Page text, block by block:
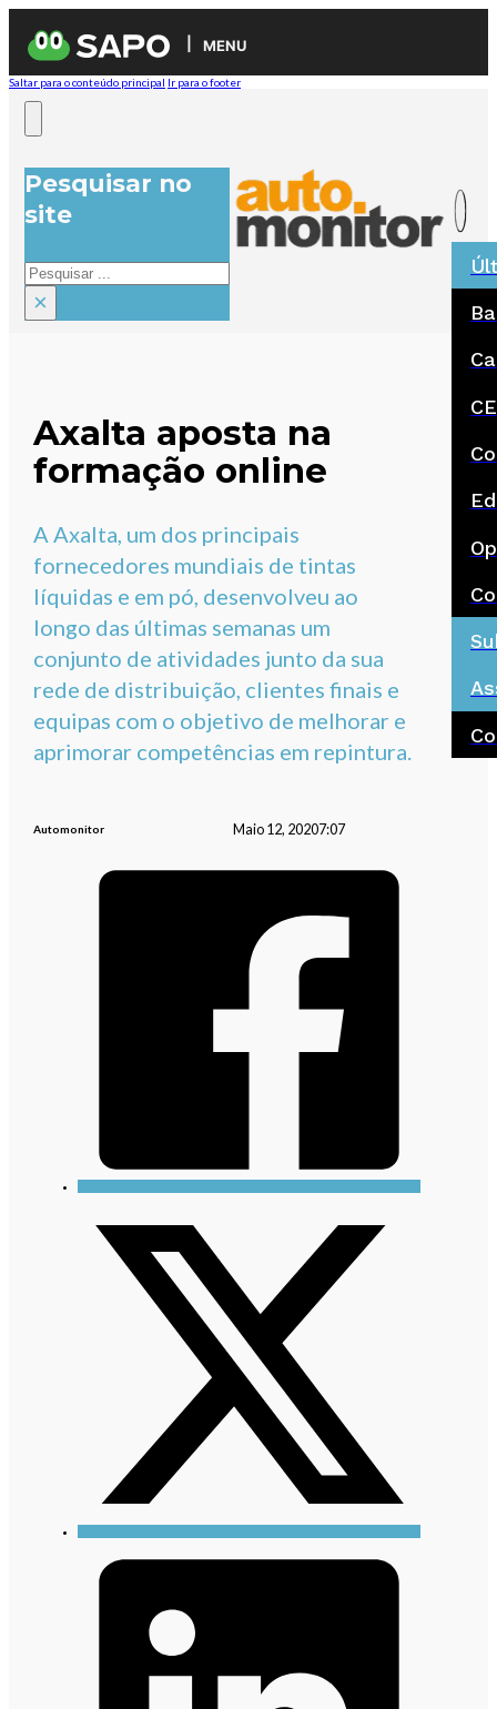
MENU
Saltar para o conteúdo principal Ir para o footer
Pesquisar no
site
Pesquisar
×
Axalta aposta na
formação online
A Axalta, um dos principais
fornecedores mundiais de tintas
líquidas e em pó, desenvolveu ao
longo das últimas semanas um
conjunto de atividades junto da sua
rede de distribuição, clientes finais e
equipas com o objetivo de melhorar e
aprimorar competências em repintura.
Automonitor Maio 12, 20207:07